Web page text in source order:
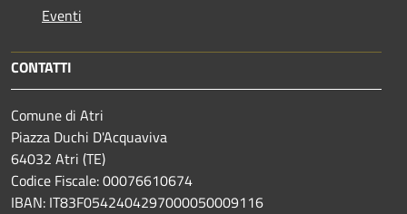
Eventi
CONTATTI
Comune di Atri
Piazza Duchi D'Acquaviva
64032 Atri (TE)
Codice Fiscale: 00076610674
IBAN: IT83F0542404297000050009116